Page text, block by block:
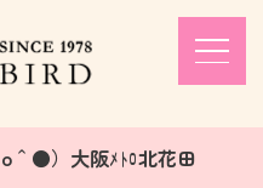
●）大阪ﾒﾄﾛ北花田